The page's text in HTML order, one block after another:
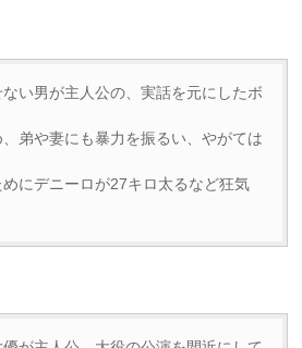
い男が主人公の、実話を元にしたボ
弟や妻にも暴力を振るい、やがては
にデニーロが27キロ太るなど狂気